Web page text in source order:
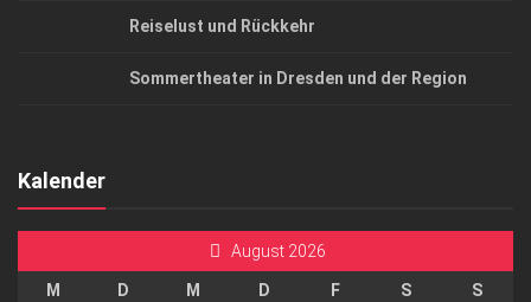
Reiselust und Rückkehr
Sommertheater in Dresden und der Region
Kalender
August 2026
M D M D F S
S